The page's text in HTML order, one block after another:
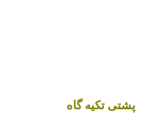
پشتی تکیه گاه